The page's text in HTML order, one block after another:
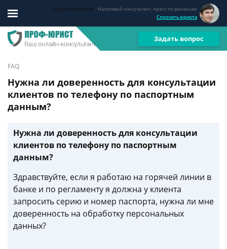
Андрей Мясников- Налоговый консультант, юрист по финансам
Спросить юриста
Задать вопрос
FAQ
Нужна ли доверенность для консультации
клиентов по телефону по паспортным
данным?
Нужна ли доверенность для консультации
клиентов по телефону по паспортным
данным?
Здравствуйте, если я работаю на горячей линии в
банке и по регламенту я должна у клиента
запросить серию и номер паспорта, нужна ли мне
доверенность на обработку персональных
данных?